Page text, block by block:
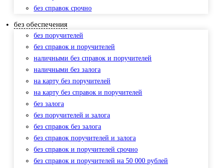
без справок срочно
без обеспечения
без поручителей
без справок и поручителей
наличными без справок и поручителей
наличными без залога
на карту без поручителей
на карту без справок и поручителей
без залога
без поручителей и залога
без справок без залога
без справок поручителей и залога
без справок и поручителей срочно
без справок и поручителей на 50 000 рублей